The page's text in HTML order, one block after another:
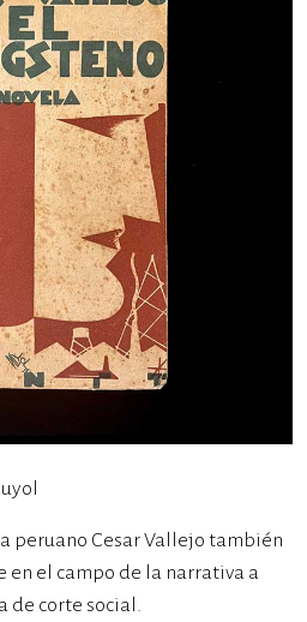
peruano Cesar Vallejo también
el campo de la narrativa a
de corte social.